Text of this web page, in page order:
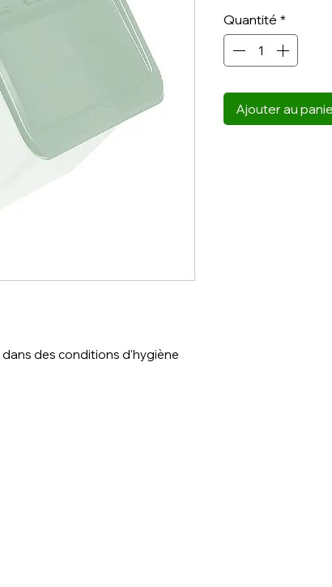
des conditions d'hygiène
Quantité *
Ajouter au